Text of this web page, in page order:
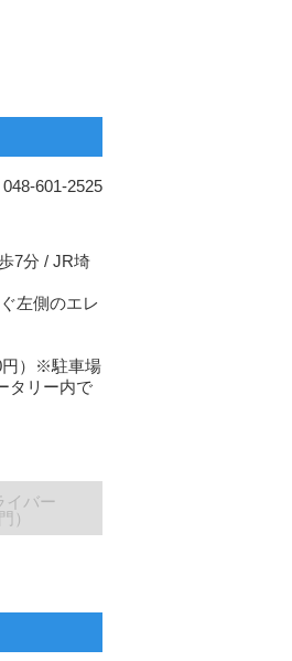
048-601-2525
7分 / JR埼
左側のエレ
円）※駐車場
タリー内で
イバー
）